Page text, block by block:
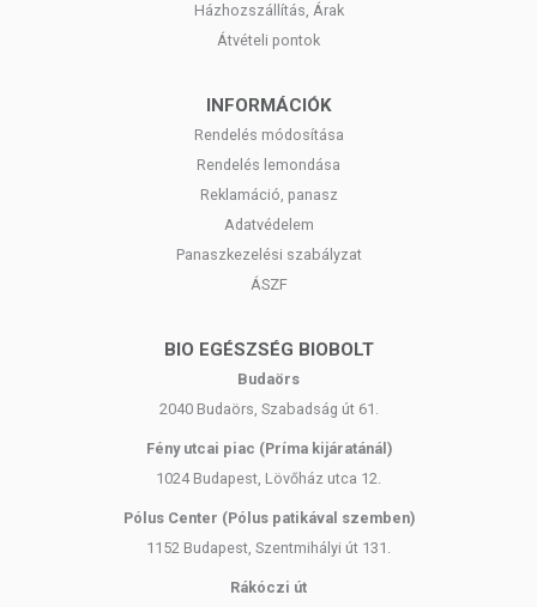
Házhozszállítás, Árak
Átvételi pontok
INFORMÁCIÓK
Rendelés módosítása
Rendelés lemondása
Reklamáció, panasz
Adatvédelem
Panaszkezelési szabályzat
ÁSZF
BIO EGÉSZSÉG BIOBOLT
Budaörs
2040 Budaörs, Szabadság út 61.
Fény utcai piac (Príma kijáratánál)
1024 Budapest, Lövőház utca 12.
Pólus Center (Pólus patikával szemben)
1152 Budapest, Szentmihályi út 131.
Rákóczi út